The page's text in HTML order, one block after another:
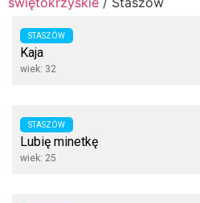
STASZÓW
Kaja
wiek: 32
STASZÓW
Lubię minetkę
wiek: 25